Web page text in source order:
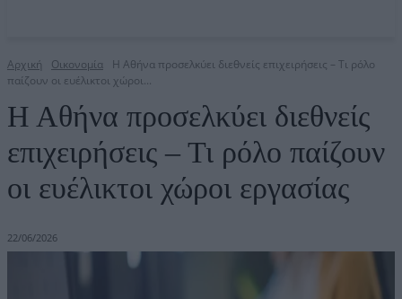
Αρχική Οικονομία
Η Αθήνα προσελκύει διεθνείς επιχειρήσεις – Τι ρόλο
παίζουν οι ευέλικτοι χώροι...
Η Αθήνα προσελκύει διεθνείς
επιχειρήσεις – Τι ρόλο παίζουν
οι ευέλικτοι χώροι εργασίας
22/06/2026